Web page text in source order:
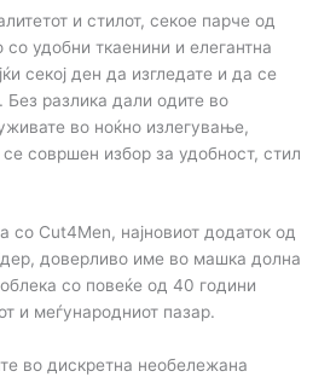
и стилот, секое парче од
удобни ткаенини и елегантна
секој ден да изгледате и да се
Без разлика дали одите во
во ноќно излегување,
совршен избор за удобност, стил
со Cut4Men, најновиот додаток од
доверливо име во машка долна
со повеќе од 40 години
и меѓународниот пазар.
во дискретна необележана